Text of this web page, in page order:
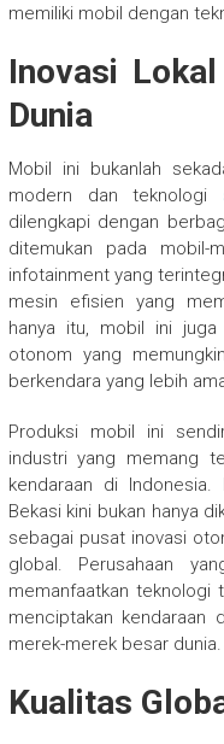
memiliki mobil dengan
Inovasi
Dunia
Mobil ini bukanlah
modern dan teknologi
dilengkapi dengan
ditemukan pada mobil-
infotainment yang
mesin efisien yang
hanya itu, mobil ini
otonom yang
berkendara yang lebih
Produksi mobil ini
industri yang memang
kendaraan di Indonesia.
Bekasi kini bukan hanya
sebagai pusat inovasi
global. Perusahaan
memanfaatkan teknologi
menciptakan kendaraan
merek-merek besar dunia.
Kualitas